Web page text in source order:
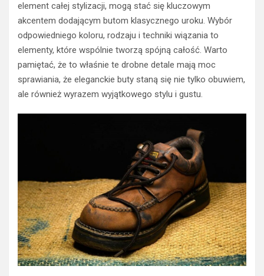
element całej stylizacji, mogą stać się kluczowym
akcentem dodającym butom klasycznego uroku. Wybór
odpowiedniego koloru, rodzaju i techniki wiązania to
elementy, które wspólnie tworzą spójną całość. Warto
pamiętać, że to właśnie te drobne detale mają moc
sprawiania, że eleganckie buty staną się nie tylko obuwiem,
ale również wyrazem wyjątkowego stylu i gustu.